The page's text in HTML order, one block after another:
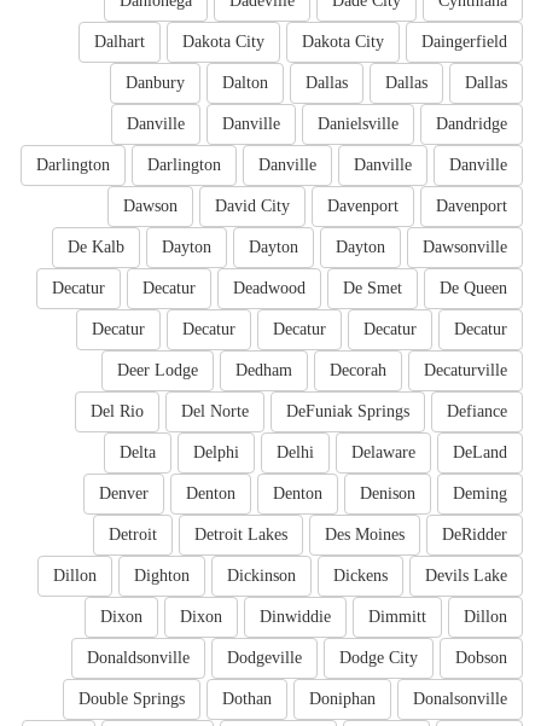
Daingerfield
Dakota City
Dakota City
Dalhart
Dallas
Dallas
Dallas
Dalton
Danbury
Dandridge
Danielsville
Danville
Danville
Danville
Danville
Danville
Darlington
Darlington
Davenport
Davenport
David City
Dawson
Dawsonville
Dayton
Dayton
Dayton
De Kalb
De Queen
De Smet
Deadwood
Decatur
Decatur
Decatur
Decatur
Decatur
Decatur
Decatur
Decaturville
Decorah
Dedham
Deer Lodge
Defiance
DeFuniak Springs
Del Norte
Del Rio
DeLand
Delaware
Delhi
Delphi
Delta
Deming
Denison
Denton
Denton
Denver
DeRidder
Des Moines
Detroit Lakes
Detroit
Devils Lake
Dickens
Dickinson
Dighton
Dillon
Dillon
Dimmitt
Dinwiddie
Dixon
Dixon
Dobson
Dodge City
Dodgeville
Donaldsonville
Donalsonville
Doniphan
Dothan
Double Springs